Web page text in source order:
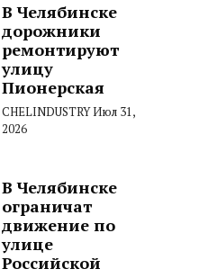
В Челябинске
дорожники
ремонтируют
улицу
Пионерская
CHELINDUSTRYИюл 31,
2026
В Челябинске
ограничат
движение по
улице
Российской